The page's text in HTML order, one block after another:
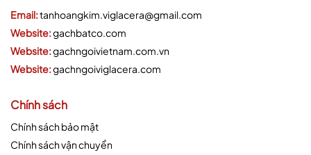
Email:tanhoangkim.viglacera@gmail.com
Website:gachbatco.com
Website:gachngoivietnam.com.vn
Website:gachngoiviglacera.com
Chính sách
Chính sách bảo mật
Chính sách vận chuyển